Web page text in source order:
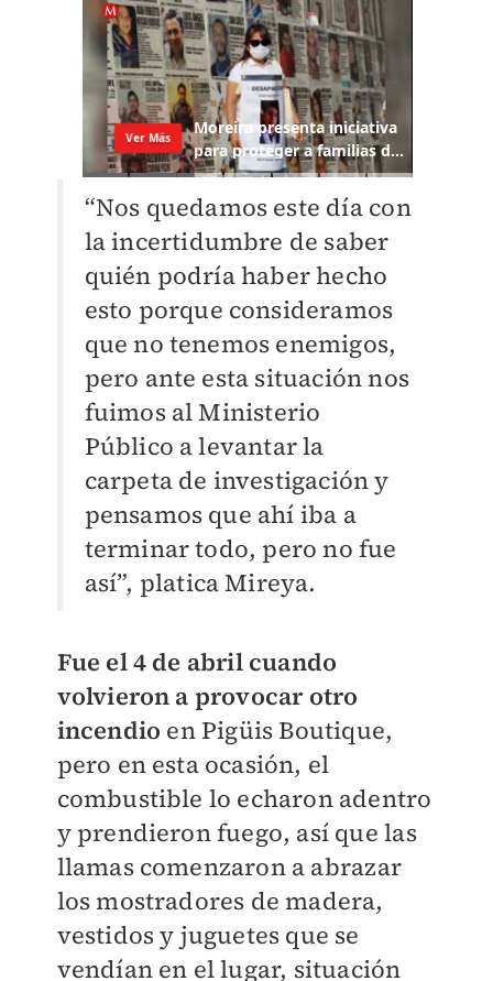
“Nos quedamos este día con
la incertidumbre de saber
quién podría haber hecho
esto porque consideramos
que no tenemos enemigos,
pero ante esta situación nos
fuimos al Ministerio
Público a levantar la
carpeta de investigación y
pensamos que ahí iba a
terminar todo, pero no fue
así”, platica Mireya.
Fue el 4 de abril cuando
volvieron a provocar otro
incendio en Pigüis Boutique,
pero en esta ocasión, el
combustible lo echaron adentro
y prendieron fuego, así que las
llamas comenzaron a abrazar
los mostradores de madera,
vestidos y juguetes que se
vendían en el lugar, situación